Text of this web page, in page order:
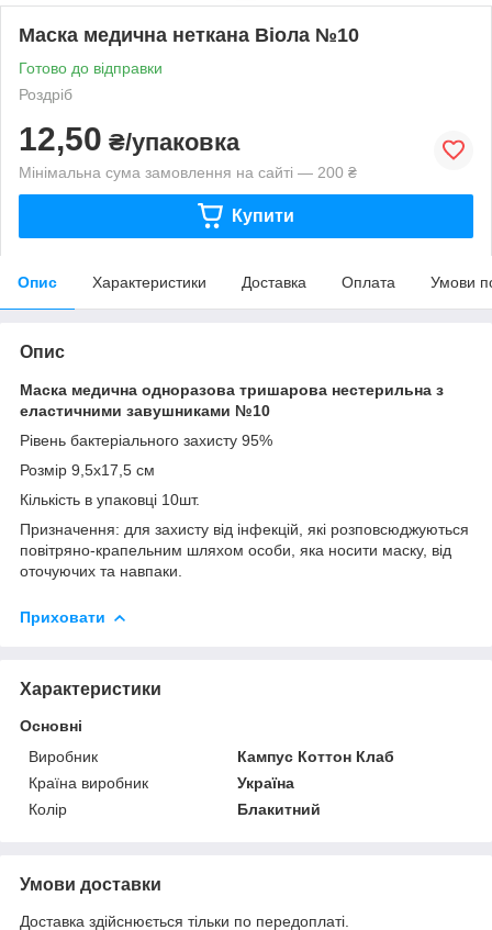
Маска медична неткана Віола №10
Готово до відправки
Роздріб
12,50 ₴/упаковка
Мінімальна сума замовлення на сайті — 200 ₴
Купити
Опис Характеристики Доставка Оплата Умови
Опис
Маска медична одноразова тришарова нестерильна з
еластичними завушниками №10
Рівень бактеріального захисту 95%
Розмір 9,5х17,5 см
Кількість в упаковці 10шт.
Призначення: для захисту від інфекцій, які розповсюджуються
повітряно-крапельним шляхом особи, яка носити маску, від
оточуючих та навпаки.
Приховати
Характеристики
Основні
Виробник
Кампус Коттон Клаб
Країна виробник
Україна
Колір
Блакитний
Умови доставки
Доставка здійснюється тільки по передоплаті.